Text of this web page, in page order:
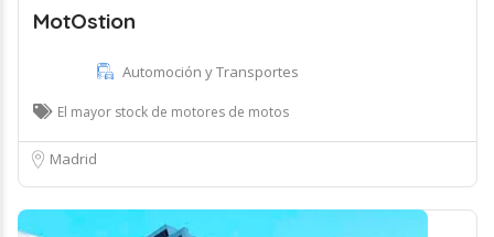
MotOstion
Automoción y Transportes
El mayor stock de motores de motos
Madrid